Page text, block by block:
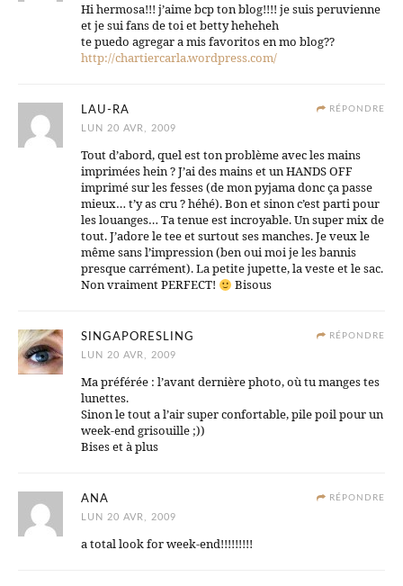
Hi hermosa!!! j’aime bcp ton blog!!!! je suis peruvienne
et je sui fans de toi et betty heheheh
te puedo agregar a mis favoritos en mo blog??
http://chartiercarla.wordpress.com/
RÉPONDRE
LAU-RA
LUN 20 AVR, 2009
Tout d’abord, quel est ton problème avec les mains
imprimées hein ? J’ai des mains et un HANDS OFF
imprimé sur les fesses (de mon pyjama donc ça passe
mieux… t’y as cru ? héhé). Bon et sinon c’est parti pour
les louanges… Ta tenue est incroyable. Un super mix de
tout. J’adore le tee et surtout ses manches. Je veux le
même sans l’impression (ben oui moi je les bannis
presque carrément). La petite jupette, la veste et le sac.
Non vraiment PERFECT!
Bisous
RÉPONDRE
SINGAPORESLING
LUN 20 AVR, 2009
Ma préférée : l’avant dernière photo, où tu manges tes
lunettes.
Sinon le tout a l’air super confortable, pile poil pour un
week-end grisouille ;))
Bises et à plus
RÉPONDRE
ANA
LUN 20 AVR, 2009
a total look for week-end!!!!!!!!!